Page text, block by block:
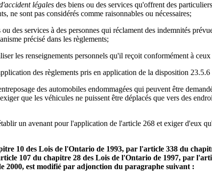
légales des biens ou des services qu'offrent des
ne sont pas considérés comme raisonnables ou nécessaires;
des services à des personnes qui réclament des indemnités
précisé dans les règlements;
les renseignements personnels qu'il reçoit conformément à
des règlements pris en application de la disposition
des automobiles endommagées qui peuvent être
que les véhicules ne puissent être déplacés que vers des
un avenant pour l'application de l'article 268 et exiger d'eux
10 des Lois de l'Ontario de 1993, par l'article 338 du
107 du chapitre 28 des Lois de l'Ontario de 1997, par
2000, est modifié par adjonction du paragraphe suivant :